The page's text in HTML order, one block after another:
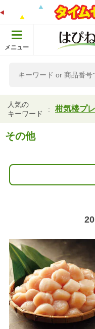
メニュー
人気の
キーワード
柑気楼プ
その他
20